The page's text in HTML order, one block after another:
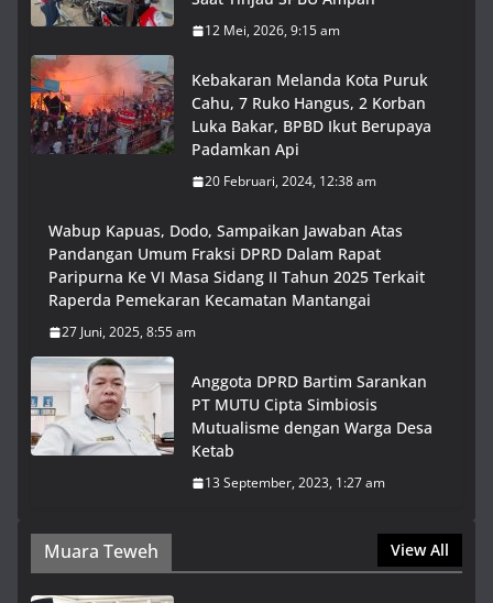
12 Mei, 2026, 9:15 am
Kebakaran Melanda Kota Puruk
Cahu, 7 Ruko Hangus, 2 Korban
Luka Bakar, BPBD Ikut Berupaya
Padamkan Api
20 Februari, 2024, 12:38 am
Wabup Kapuas, Dodo, Sampaikan Jawaban Atas
Pandangan Umum Fraksi DPRD Dalam Rapat
Paripurna Ke VI Masa Sidang II Tahun 2025 Terkait
Raperda Pemekaran Kecamatan Mantangai
27 Juni, 2025, 8:55 am
Anggota DPRD Bartim Sarankan
PT MUTU Cipta Simbiosis
Mutualisme dengan Warga Desa
Ketab
13 September, 2023, 1:27 am
Muara Teweh View All